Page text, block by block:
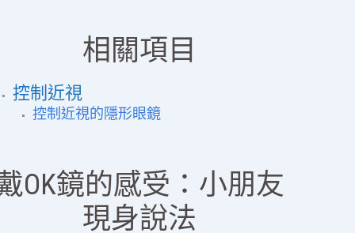
相關項目
控制近視
控制近視的隱形眼鏡
OK鏡的感受：小朋友
現身說法